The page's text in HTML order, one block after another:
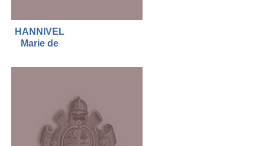
HANNIVEL
Marie de